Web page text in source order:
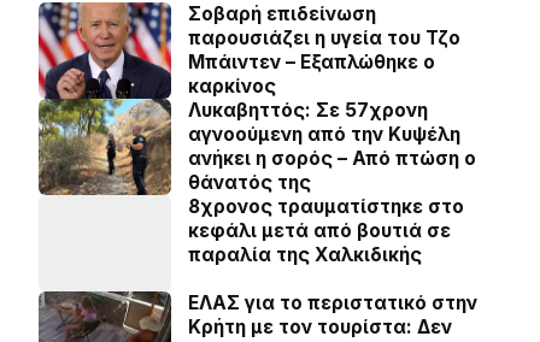
Σοβαρή επιδείνωση
παρουσιάζει η υγεία του Τζο
Μπάιντεν – Εξαπλώθηκε ο
καρκίνος
Λυκαβηττός: Σε 57χρονη
αγνοούμενη από την Κυψέλη
ανήκει η σορός – Από πτώση ο
θάνατός της
8χρονος τραυματίστηκε στο
κεφάλι μετά από βουτιά σε
παραλία της Χαλκιδικής
ΕΛΑΣ για το περιστατικό στην
Κρήτη με τον τουρίστα: Δεν